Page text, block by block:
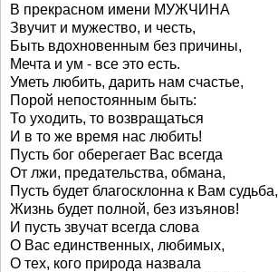
В прекрасном имени МУЖЧИНА
Звучит и мужество, и честь,
Быть вдохновенным без причины,
Мечта и ум - все это есть.
Уметь любить, дарить нам счастье,
Порой непостоянным быть:
То уходить, то возвращаться
И в то же время нас любить!
Пусть бог оберегает Вас всегда
От лжи, предательства, обмана,
Пусть будет благосклонна к Вам судьба,
Жизнь будет полной, без изъянов!
И пусть звучат всегда слова
О Вас единственных, любимых,
О тех, кого природа назвала